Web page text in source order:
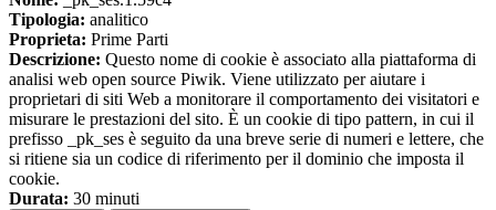
Tipologia: analitico
Proprieta: Prime Parti
Descrizione: Questo nome di cookie è associato alla piattaforma di
analisi web open source Piwik. Viene utilizzato per aiutare i
proprietari di siti Web a monitorare il comportamento dei visitatori e
misurare le prestazioni del sito. È un cookie di tipo pattern, in cui il
prefisso _pk_ses è seguito da una breve serie di numeri e lettere, che
si ritiene sia un codice di riferimento per il dominio che imposta il
cookie.
Durata: 30 minuti